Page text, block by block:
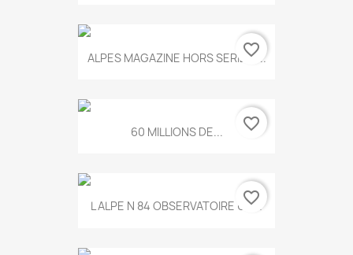
ALPES MAGAZINE HORS SERIE N...
favorite_border
60 MILLIONS DE... favorite_border
L ALPE N 84 OBSERVATOIRE UN...
favorite_border